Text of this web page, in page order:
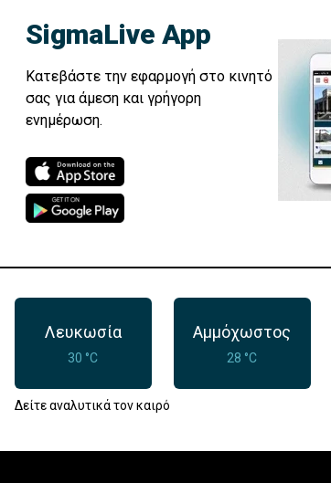
SigmaLive App
Κατεβάστε την εφαρμογή στο κινητό
σας για άμεση και γρήγορη
ενημέρωση.
Λευκωσία
30 °C
Αμμόχωστος
28 °C
Δείτε αναλυτικά τον καιρό